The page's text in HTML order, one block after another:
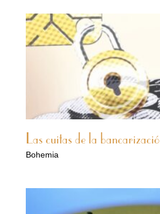
Las cuitas de la
Bohemia